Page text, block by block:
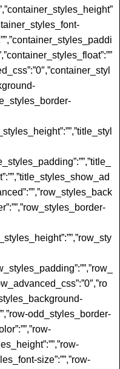
odd_styles_border-
size”:””,”row-